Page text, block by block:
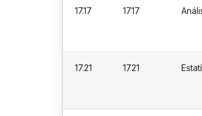
17.17 1717
17.21 1721